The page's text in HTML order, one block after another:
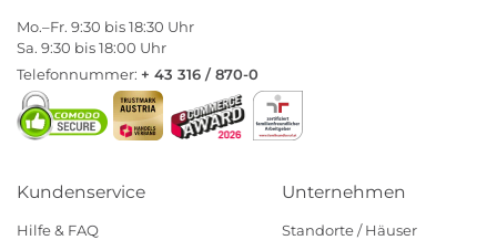
Mo.–Fr. 9:30 bis 18:30 Uhr
Sa. 9:30 bis 18:00 Uhr
Telefonnummer: + 43 316 / 870-0
Kundenservice
Hilfe & FAQ
Unternehmen
Standorte / Häuser